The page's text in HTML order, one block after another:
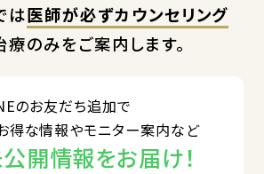
は医師が必ずカウンセリング
のみをご案内します。
のお友だち追加で
得な情報やモニター案内など
開情報をお届け！